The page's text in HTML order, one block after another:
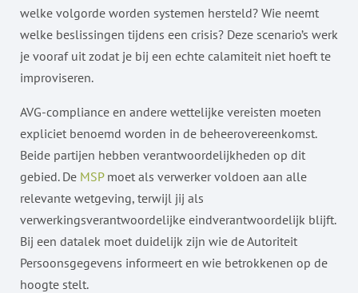
welke volgorde worden systemen hersteld? Wie neemt
welke beslissingen tijdens een crisis? Deze scenario’s werk
je vooraf uit zodat je bij een echte calamiteit niet hoeft te
improviseren.
AVG-compliance en andere wettelijke vereisten moeten
expliciet benoemd worden in de beheerovereenkomst.
Beide partijen hebben verantwoordelijkheden op dit
gebied. De MSPmoet als verwerker voldoen aan alle
relevante wetgeving, terwijl jij als
verwerkingsverantwoordelijke eindverantwoordelijk blijft.
Bij een datalek moet duidelijk zijn wie de Autoriteit
Persoonsgegevens informeert en wie betrokkenen op de
hoogte stelt.